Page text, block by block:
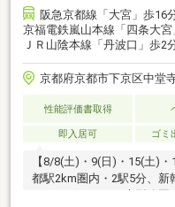
阪急京都線「大宮」歩16
京福電鉄嵐山本線「四条大宮
ＪＲ山陰本線「丹波口」歩2
京都府京都市下京区中堂
性能評価書取得
即入居可
ゴミ
【8/8(土)・9(日)・15(土)
都駅2km圏内・2駅5分、新